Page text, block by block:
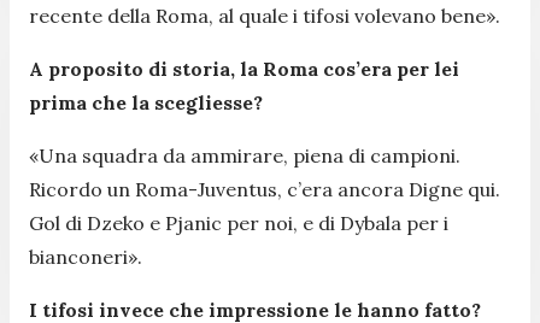
recente della Roma, al quale i tifosi volevano bene».
A proposito di storia, la Roma cos’era per lei
prima che la scegliesse?
«Una squadra da ammirare, piena di campioni.
Ricordo un Roma-Juventus, c’era ancora Digne qui.
Gol di Dzeko e Pjanic per noi, e di Dybala per i
bianconeri».
I tifosi invece che impressione le hanno fatto?